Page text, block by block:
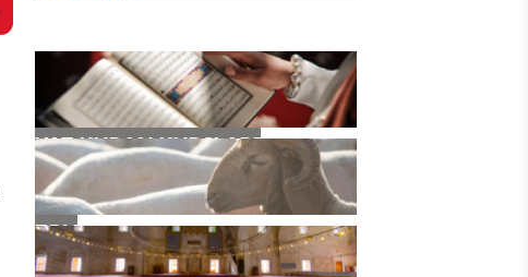
YAZ KURAN KURSLARI
TDV